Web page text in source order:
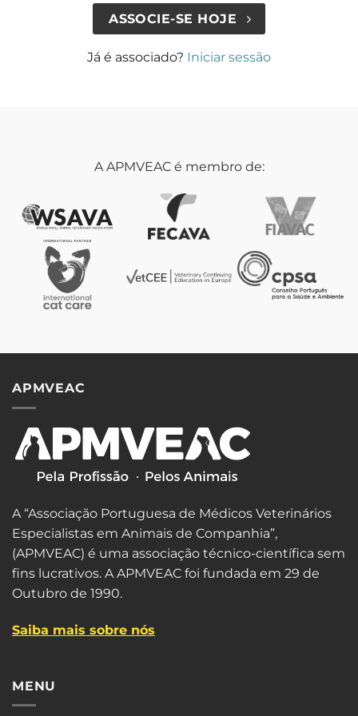
ASSOCIE-SE HOJE
Já é associado? Iniciar sessão
A APMVEAC é membro de:
APMVEAC
A “Associação Portuguesa de Médicos Veterinários
Especialistas em Animais de Companhia”,
(APMVEAC) é uma associação técnico-científica sem
fins lucrativos. A APMVEAC foi fundada em 29 de
Outubro de 1990.
Saiba mais sobre nós
MENU